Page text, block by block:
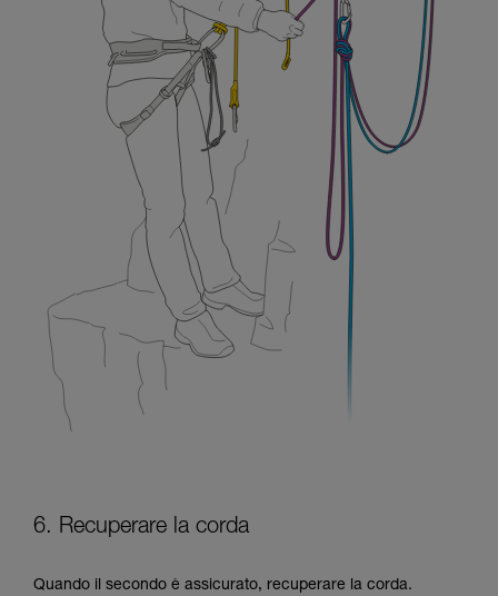
6. Recuperare la corda
Quando il secondo è assicurato, recuperare la corda.